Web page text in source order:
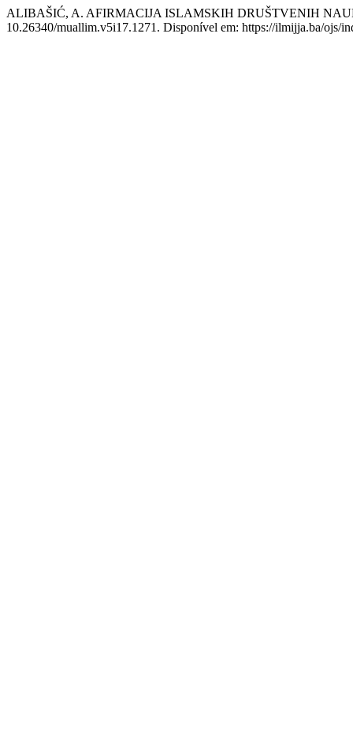
ALIBAŠIĆ, A. AFIRMACIJA ISLAMSKIH DRUŠTVENIH
10.26340/muallim.v5i17.1271. Disponível em: https://ilmijja.ba/ojs/